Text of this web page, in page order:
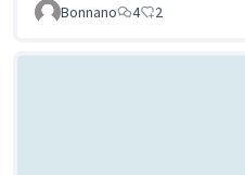
Bonnano
4 2